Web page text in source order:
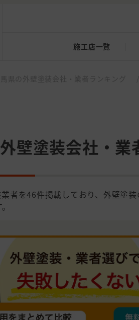
施工店一覧
壁塗装会社・業
者を46件掲載しており、外壁塗